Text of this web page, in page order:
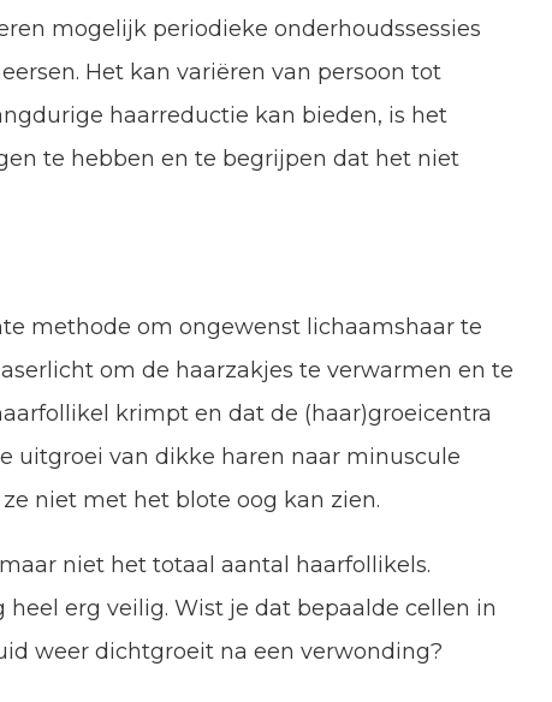
mogelijk periodieke onderhoudssessies
Het kan variëren van persoon tot
haarreductie kan bieden, is het
te hebben en te begrijpen dat het niet
methode om ongewenst lichaamshaar te
om de haarzakjes te verwarmen en te
krimpt en dat de (haar)groeicentra
uitgroei van dikke haren naar minuscule
niet met het blote oog kan zien.
niet het totaal aantal haarfollikels.
erg veilig. Wist je dat bepaalde cellen in
weer dichtgroeit na een verwonding?